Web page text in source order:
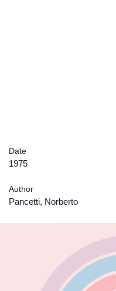
Date
1975
Author
Pancetti, Norberto